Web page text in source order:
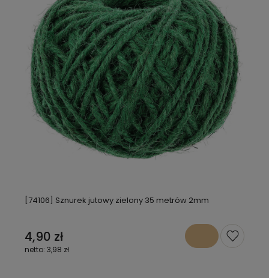
[74106] Sznurek jutowy zielony 35 metrów 2mm
4,90 zł
3,98 zł